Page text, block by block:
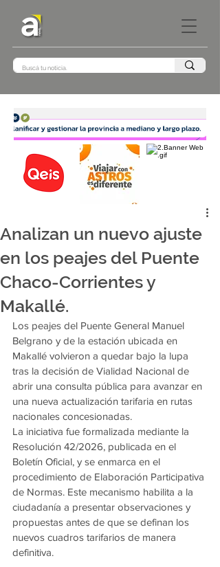
Analizan un nuevo ajuste
en los peajes del Puente
Chaco-Corrientes y
Makallé.
Los peajes del Puente General Manuel
Belgrano y de la estación ubicada en
Makallé volvieron a quedar bajo la lupa
tras la decisión de Vialidad Nacional de
abrir una consulta pública para avanzar en
una nueva actualización tarifaria en rutas
nacionales concesionadas.
La iniciativa fue formalizada mediante la
Resolución 42/2026, publicada en el
Boletín Oficial, y se enmarca en el
procedimiento de Elaboración Participativa
de Normas. Este mecanismo habilita a la
ciudadanía a presentar observaciones y
propuestas antes de que se definan los
nuevos cuadros tarifarios de manera
definitiva.